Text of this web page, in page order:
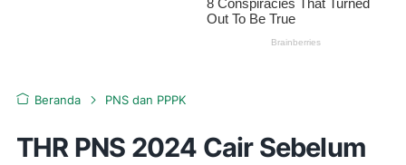
Beranda PNS dan PPPK
THR PNS 2024 Cair Sebelum